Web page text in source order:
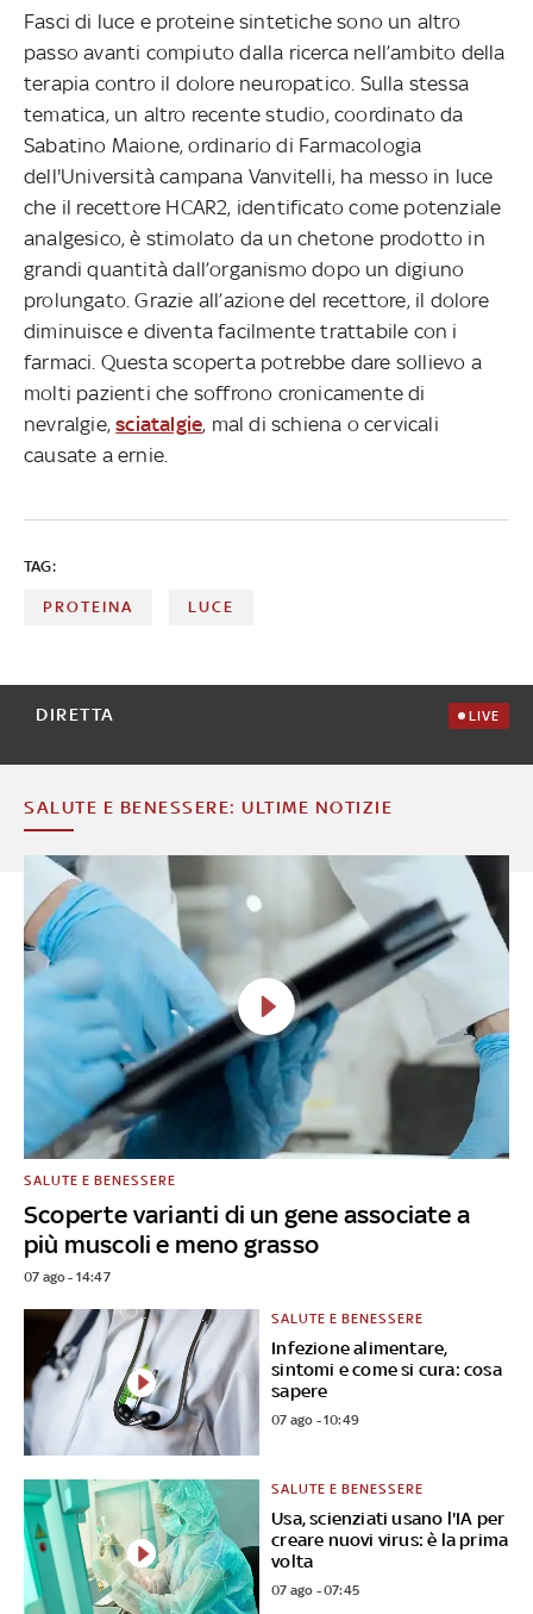
Fasci di luce e proteine sintetiche sono un altro
passo avanti compiuto dalla ricerca nell’ambito della
terapia contro il dolore neuropatico. Sulla stessa
tematica, un altro recente studio, coordinato da
Sabatino Maione, ordinario di Farmacologia
dell'Università campana Vanvitelli, ha messo in luce
che il recettore HCAR2, identificato come potenziale
analgesico, è stimolato da un chetone prodotto in
grandi quantità dall’organismo dopo un digiuno
prolungato. Grazie all’azione del recettore, il dolore
diminuisce e diventa facilmente trattabile con i
farmaci. Questa scoperta potrebbe dare sollievo a
molti pazienti che soffrono cronicamente di
nevralgie,sciatalgie, mal di schiena o cervicali
causate a ernie.
TAG:
PROTEINA LUCE
DIRETTA LIVE
SALUTE E BENESSERE: ULTIME NOTIZIE
Scoperte varianti di un gene associate a
più muscoli e meno grasso
SALUTE E BENESSERE
07 ago - 14:47
Infezione alimentare,
sintomi e come si cura: cosa
sapere
SALUTE E BENESSERE
07 ago - 10:49
Usa, scienziati usano l'IA per
creare nuovi virus: è la prima
volta
SALUTE E BENESSERE
07 ago - 07:45